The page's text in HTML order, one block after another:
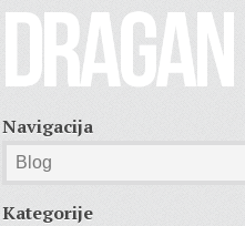
Navigacija
Kategorije